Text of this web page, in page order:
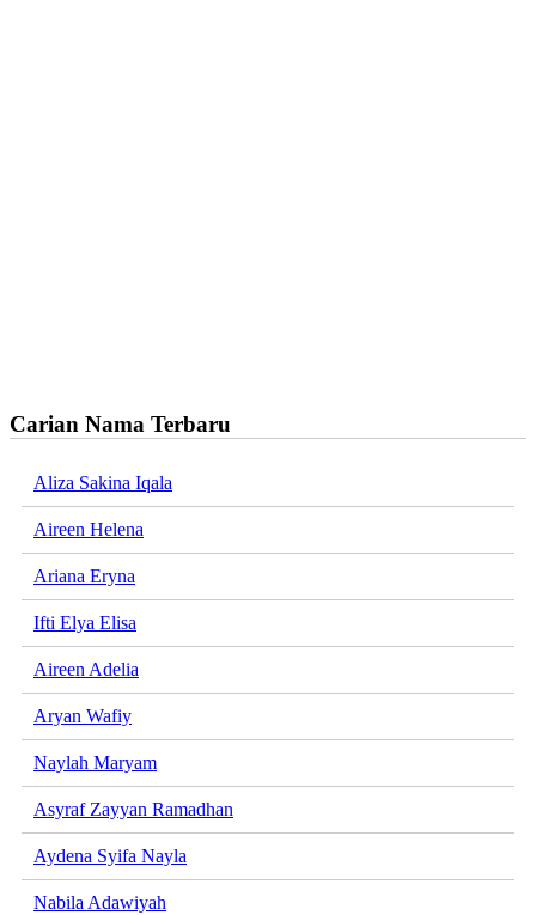
Carian Nama Terbaru
Aliza Sakina Iqala
Aireen Helena
Ariana Eryna
Ifti Elya Elisa
Aireen Adelia
Aryan Wafiy
Naylah Maryam
Asyraf Zayyan Ramadhan
Aydena Syifa Nayla
Nabila Adawiyah